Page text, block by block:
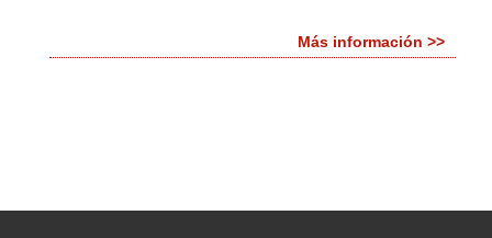
Más información >>